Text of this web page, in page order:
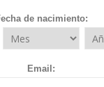
de nacimiento:
Email: